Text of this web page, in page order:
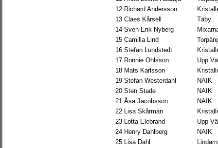
12 Richard Andersson
13 Claes Kårsell
Täby
14 Sven-Erik Nyberg
15 Camilla Lind
16 Stefan Lundstedt
17 Ronnie Ohlsson
Upp
18 Mats Karlsson
19 Stefan Westerdahl
NAIK
20 Sten Stade
NAIK
21 Åsa Jacobsson
NAIK
22 Lisa Skårman
23 Lotta Elebrand
Upp
24 Henry Dahlberg
NAIK
25 Lisa Dahl